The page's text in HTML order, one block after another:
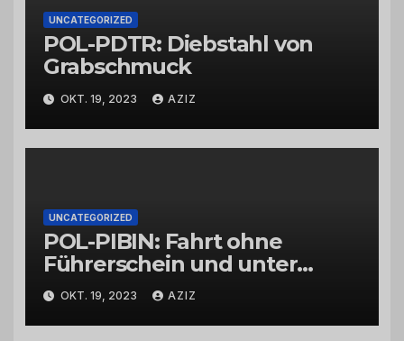
UNCATEGORIZED
POL-PDTR: Diebstahl von
Grabschmuck
OKT. 19, 2023 AZIZ
UNCATEGORIZED
POL-PIBIN: Fahrt ohne
Führerschein und unter
Einfluss von Drogen
OKT. 19, 2023 AZIZ